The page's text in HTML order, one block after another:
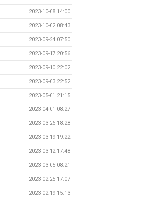
2023-10-08 14:00
2023-10-02 08:43
2023-09-24 07:50
2023-09-17 20:56
2023-09-10 22:02
2023-09-03 22:52
2023-05-01 21:15
2023-04-01 08:27
2023-03-26 18:28
2023-03-19 19:22
2023-03-12 17:48
2023-03-05 08:21
2023-02-25 17:07
2023-02-19 15:13